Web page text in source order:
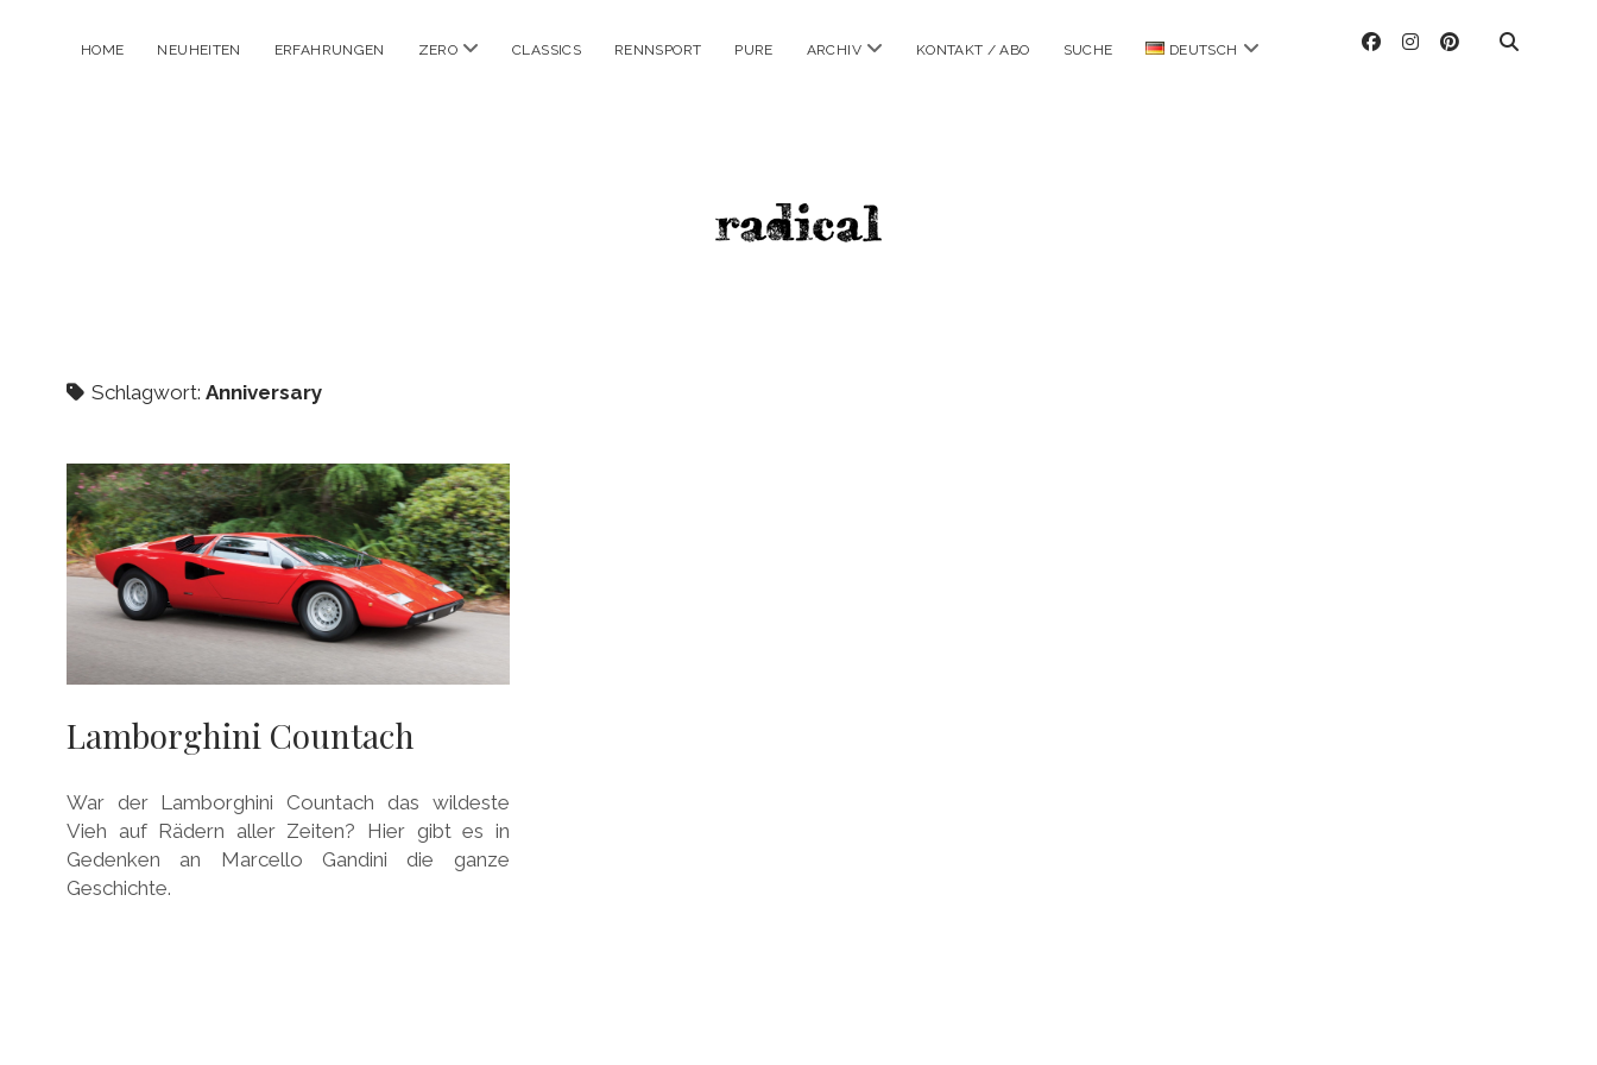
HOME NEUHEITEN ERFAHRUNGEN ZERO Menü
CLASSICS RENNSPORT PURE ARCHIV Menü
KONTAKT / ABO SUCHE DEUTSCH Menü
facebookinstagram
pinterest
radicalmag
Schlagwort: Anniversary
Lamborghini Countach
War der Lamborghini Countach das wildeste
Vieh auf Rädern aller Zeiten? Hier gibt es in
Gedenken an Marcello Gandini die ganze
Geschichte.